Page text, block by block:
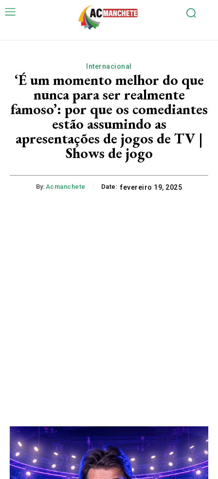
Internacional
‘É um momento melhor do que
nunca para ser realmente
famoso’: por que os comediantes
estão assumindo as
apresentações de jogos de TV |
Shows de jogo
By: Acmanchete Date: fevereiro 19, 2025